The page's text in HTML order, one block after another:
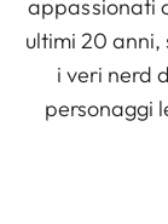
appassionati
ultimi 20 anni,
i veri nerd
personaggi